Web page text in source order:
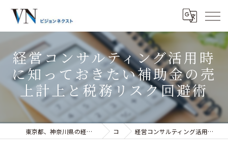
経営コンサルティング活用時
に知っておきたい補助金の売
上計上と税務リスク回避術
東京都、神奈川県の経営コンサルティングなら株式会社ビジョンネクスト コラム 経営コンサルティング活用時に知っておきたい補助金の売上計上と税務リスク回避術